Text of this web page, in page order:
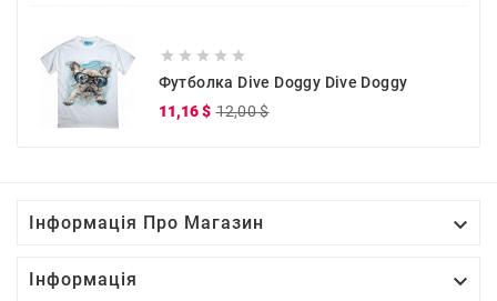
    
Футболка Dive Doggy Dive Doggy
11,16 $ 12,00 $
Інформація Про Магазин 
Інформація 